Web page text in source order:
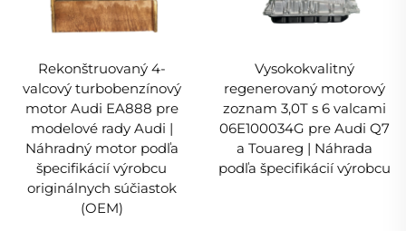
Rekonštruovaný 4-
valcový turbobenzínový
motor Audi EA888 pre
modelové rady Audi |
Náhradný motor podľa
špecifikácií výrobcu
originálnych súčiastok
(OEM)
Vysokokvalitný
regenerovaný motorový
zoznam 3,0T s 6 valcami
06E100034G pre Audi Q7
a Touareg | Náhrada
podľa špecifikácií výrobcu